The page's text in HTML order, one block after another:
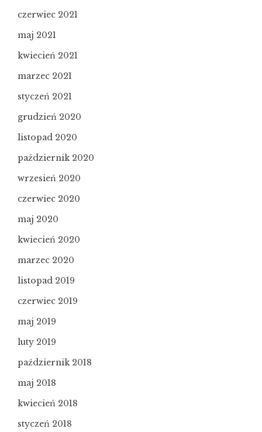
czerwiec 2021
maj 2021
kwiecień 2021
marzec 2021
styczeń 2021
grudzień 2020
listopad 2020
październik 2020
wrzesień 2020
czerwiec 2020
maj 2020
kwiecień 2020
marzec 2020
listopad 2019
czerwiec 2019
maj 2019
luty 2019
październik 2018
maj 2018
kwiecień 2018
styczeń 2018